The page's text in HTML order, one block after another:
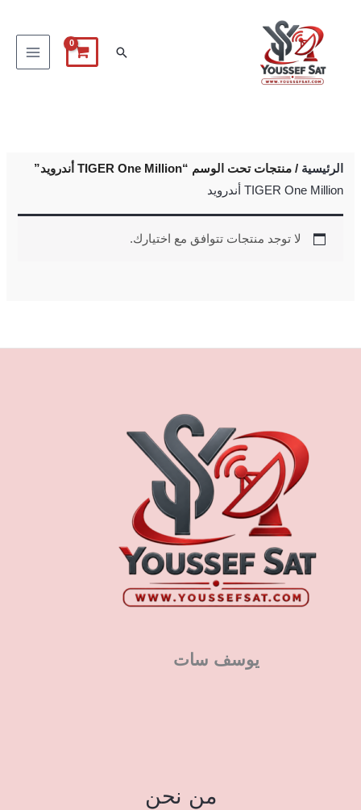
البحث
الرئيسية / منتجات تحت الوسم “TIGER One Million أندرويد”
TIGER One Million أندرويد
لا توجد منتجات تتوافق مع اختيارك.
يوسف سات
من نحن